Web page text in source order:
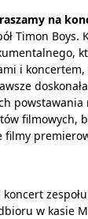
na
Timon Boys.
i
powstawania
filmowych,
filmy
w kasie